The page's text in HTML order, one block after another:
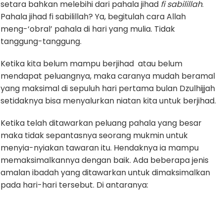
setara bahkan melebihi dari pahala jihad fi sabilillah.
Pahala jihad fi sabilillah? Ya, begitulah cara Allah
meng-‘obral’ pahala di hari yang mulia. Tidak
tanggung-tanggung.
Ketika kita belum mampu berjihad atau belum
mendapat peluangnya, maka caranya mudah beramal
yang maksimal di sepuluh hari pertama bulan Dzulhijjah
setidaknya bisa menyalurkan niatan kita untuk berjihad.
Ketika telah ditawarkan peluang pahala yang besar
maka tidak sepantasnya seorang mukmin untuk
menyia-nyiakan tawaran itu. Hendaknya ia mampu
memaksimalkannya dengan baik. Ada beberapa jenis
amalan ibadah yang ditawarkan untuk dimaksimalkan
pada hari-hari tersebut. Di antaranya: